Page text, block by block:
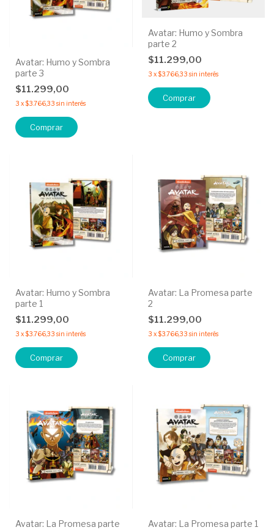
Avatar: Humo y Sombra
parte 3
$11.299,00
3 x$3.766,33 sin interés
Avatar: Humo y Sombra
parte 2
$11.299,00
3 x$3.766,33 sin interés
Avatar: Humo y Sombra
parte 1
$11.299,00
3 x$3.766,33 sin interés
Avatar: La Promesa parte
2
$11.299,00
3 x$3.766,33 sin interés
Avatar: La Promesa parte
Avatar: La Promesa parte 1